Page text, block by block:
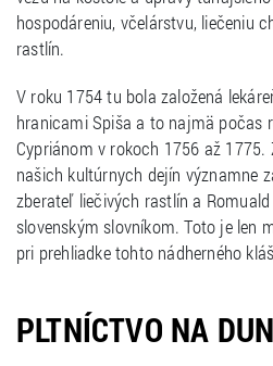
hospodáreniu, včelárstvu, liečeniu
rastlín.
V roku 1754 tu bola založená
hranicami Spiša a to najmä počas
Cypriánom v rokoch 1756 až
našich kultúrnych dejín významne
zberateľ liečivých rastlín a
slovenským slovníkom. Toto je len
pri prehliadke tohto nádherného
PLTNÍCTVO NA